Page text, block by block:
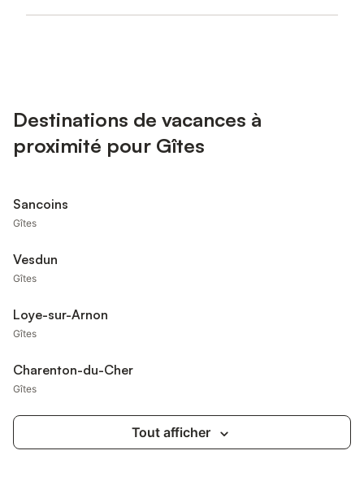
Destinations de vacances à
proximité pour Gîtes
Sancoins
Gîtes
Vesdun
Gîtes
Loye-sur-Arnon
Gîtes
Charenton-du-Cher
Gîtes
Tout afficher